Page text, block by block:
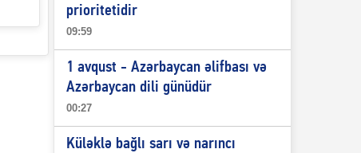
prioritetidir
09:59
1 avqust - Azərbaycan əlifbası və
Azərbaycan dili günüdür
00:27
Küləklə bağlı sarı və narıncı